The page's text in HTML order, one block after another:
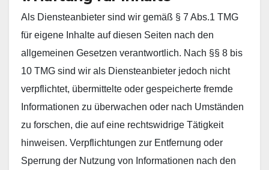
Als Diensteanbieter sind wir gemäß § 7 Abs.1 TMG
für eigene Inhalte auf diesen Seiten nach den
allgemeinen Gesetzen verantwortlich. Nach §§ 8 bis
10 TMG sind wir als Diensteanbieter jedoch nicht
verpflichtet, übermittelte oder gespeicherte fremde
Informationen zu überwachen oder nach Umständen
zu forschen, die auf eine rechtswidrige Tätigkeit
hinweisen. Verpflichtungen zur Entfernung oder
Sperrung der Nutzung von Informationen nach den